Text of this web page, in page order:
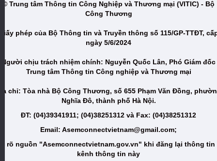
© Trung tâm Thông tin Công Nghiệp và Thương mại (VITIC) - Bộ
Công Thương
phép của Bộ Thông tin và Truyền thông số 115/GP-TTĐT,
ngày 5/6/2024
Người chịu trách nhiệm chính: Nguyễn Quốc Lân, Phó Giám đốc
Trung tâm Thông tin Công nghiệp và Thương mại
chỉ: Tòa nhà Bộ Công Thương, số 655 Phạm Văn Đồng,
Nghĩa Đô, thành phố Hà Nội.
ĐT: (04)39341911; (04)38251312 và Fax: (04)38251312
Email: Asemconnectvietnam@gmail.com;
rõ nguồn "Asemconnectvietnam.gov.vn" khi đăng lại thông tin
kênh thông tin này